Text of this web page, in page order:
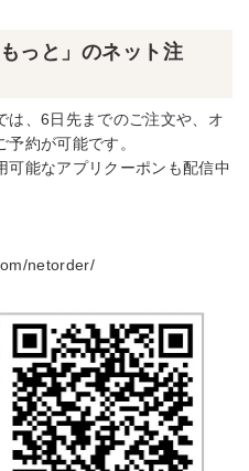
っと」のネット注
は、6日先までのご注文や、オ
約が可能です。
可能なアプリクーポンも配信中
netorder/